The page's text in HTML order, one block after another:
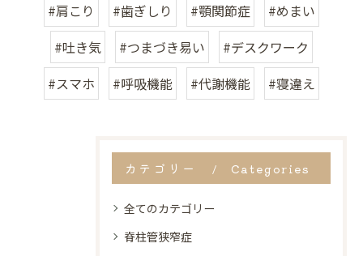
#肩こり
#歯ぎしり #顎関節症
#めまい
#吐き気
#つまづき易い
#デスクワーク
#スマホ
#呼吸機能 #代謝機能 #寝違え
カテゴリー Categories
全てのカテゴリー
脊柱管狭窄症